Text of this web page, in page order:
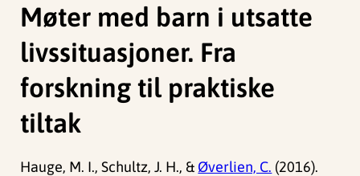
Møter med barn i utsatte
livssituasjoner. Fra
forskning til praktiske
tiltak
Hauge, M. I., Schultz, J. H., & Øverlien, C. (2016).